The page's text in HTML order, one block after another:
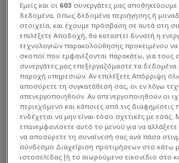
Εμείς και οι 603 συνεργάτες μας
δεδομένα, όπως δεδομένα περιήγησης ή
στοιχεία, και έχουμε πρόσβαση σε αυτά στη
επιλέξετε Αποδοχή, θα καταστεί δυνατή η
τεχνολογιών παρακολούθησης προκειμένου
σκοποί που εμφανίζονται παρακάτω, για τους
συνεργάτες μας επεξεργαζόμαστε τα
παροχή υπηρεσιών. Αν επιλέξετε Απόρριψη
αποσύρετε τη συγκατάθεσή σας, οι εν λόγω
απενεργοποιηθούν. Αν απενεργοποιηθούν οι
περιεχόμενο και κάποιες από τις διαφημίσεις
ενδέχεται να μην είναι τόσο σχετικές με εσάς.
επανεμφανίσετε αυτό το μενού για να αλλάξετε
να αποσύρετε τη συναίνεσή σας ανά πάσα
σύνδεσμο Διαχείριση προτιμήσεων στο κάτω
ιστοσελίδας [ή το αιωρούμενο εικονίδιο στο